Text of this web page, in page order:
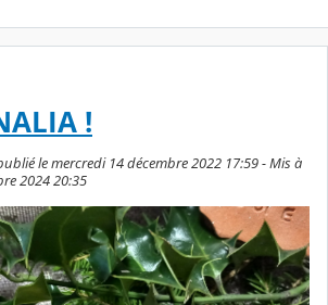
!
le mercredi 14 décembre 2022 17:59 - Mis à
2024 20:35